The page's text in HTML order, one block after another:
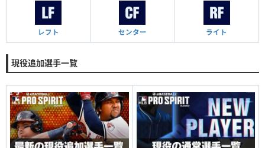
レフト センター ライト
現役追加選手一覧